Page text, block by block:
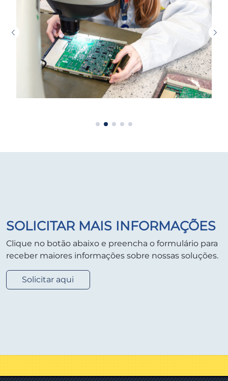
SOLICITAR MAIS INFORMAÇÕES
Clique no botão abaixo e preencha o formulário para
receber maiores informações sobre nossas soluções.
Solicitar aqui